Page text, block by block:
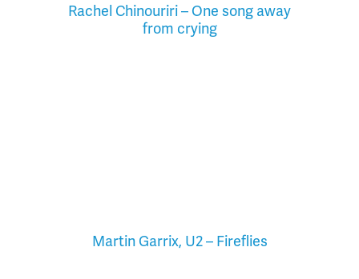
Rachel Chinouriri – One song away
from crying
Martin Garrix, U2 – Fireflies